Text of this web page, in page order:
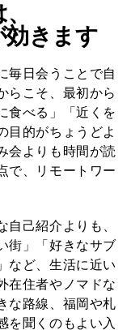
効きます
毎日会うことで自
らこそ、最初から
食べる」「近くを
目的がちょうどよ
会よりも時間が読
で、リモートワー
己紹介よりも、
街」「好きなサブ
など、生活に近い
在住者やノマドな
な路線、福岡や札
を聞くのもよい入